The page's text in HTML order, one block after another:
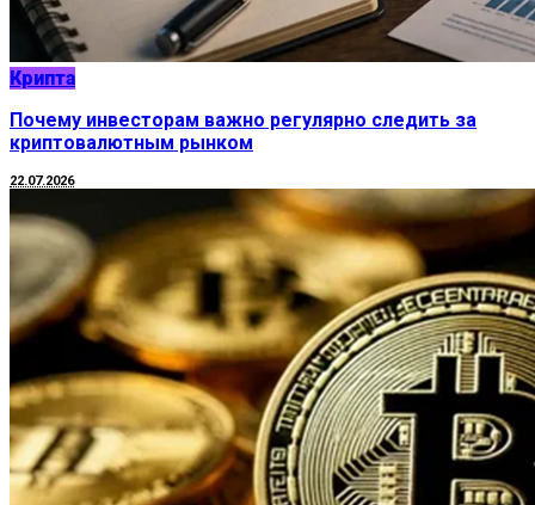
Крипта
Почему инвесторам важно регулярно следить за
криптовалютным рынком
22.07.2026